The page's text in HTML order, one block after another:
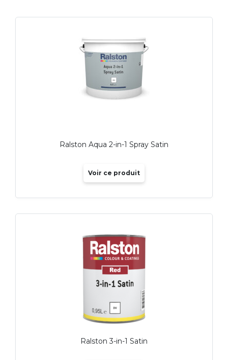
Ralston Aqua 2-in-1 Spray Satin
Voir ce produit
Ralston 3-in-1 Satin